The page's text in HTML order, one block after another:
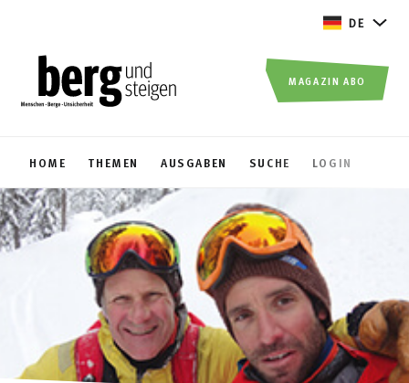
DE
HOME THEMEN AUSGABEN SUCHE LOGIN
MAGAZIN ABO